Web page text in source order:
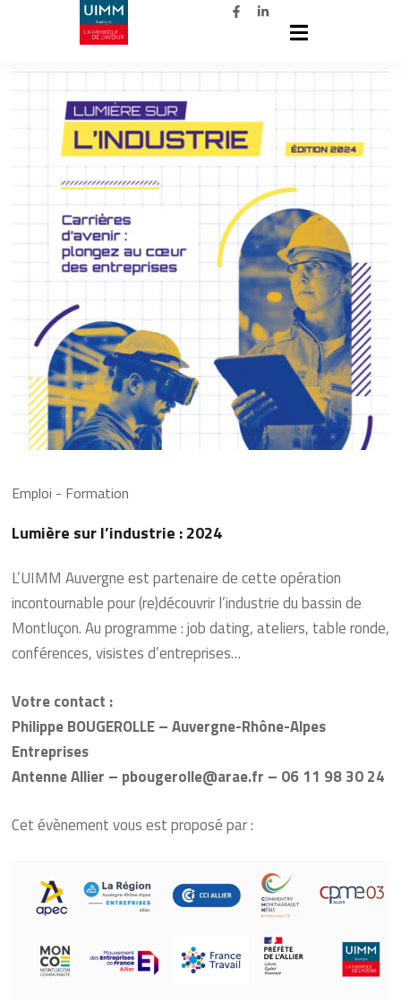
Emploi - Formation
Lumière sur l’industrie : 2024
L’UIMM Auvergne est partenaire de cette opération
incontournable pour (re)découvrir l’industrie du bassin de
Montluçon. Au programme : job dating, ateliers, table ronde,
conférences, visistes d’entreprises…
Votre contact :
Philippe BOUGEROLLE – Auvergne-Rhône-Alpes
Entreprises
Antenne Allier – pbougerolle@arae.fr – 06 11 98 30 24
Cet évènement vous est proposé par :